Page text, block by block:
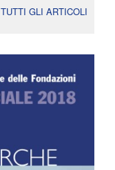
TUTTI GLI ARTICOLI